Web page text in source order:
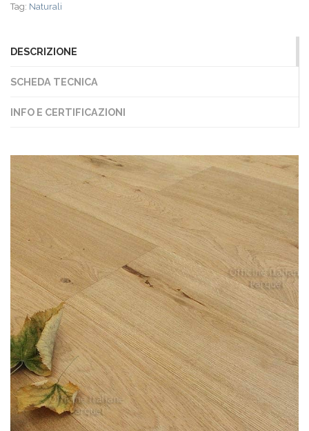
Tag: Naturali
DESCRIZIONE
SCHEDA TECNICA
INFO E CERTIFICAZIONI